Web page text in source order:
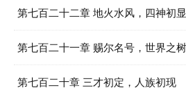
第七百二十二章 地火水风，四神初显
第七百二十一章 赐尔名号，世界之树
第七百二十章 三才初定，人族初现